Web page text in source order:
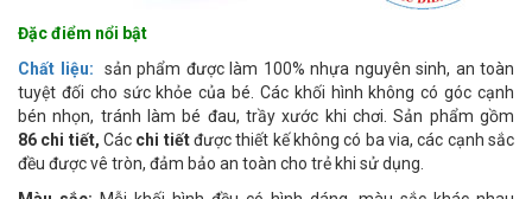
Đặc điểm nổi bật
Chất liệu:
sản phẩm được làm 100% nhựa nguyên sinh, an toàn
tuyệt đối cho sức khỏe của bé. Các khối hình không có góc cạnh
bén nhọn, tránh làm bé đau, trầy xước khi chơi. Sản phẩm gồm
86 chi tiết, Các chi tiếtđược thiết kế không có ba via, các cạnh sắc
đều được vê tròn, đảm bảo an toàn cho trẻ khi sử dụng.